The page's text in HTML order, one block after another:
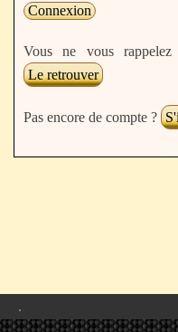
Vous ne vous
Le retrouver
Pas encore de compte ?
.